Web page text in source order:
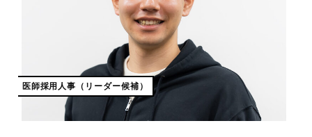
医師採用人事（リーダー候補）